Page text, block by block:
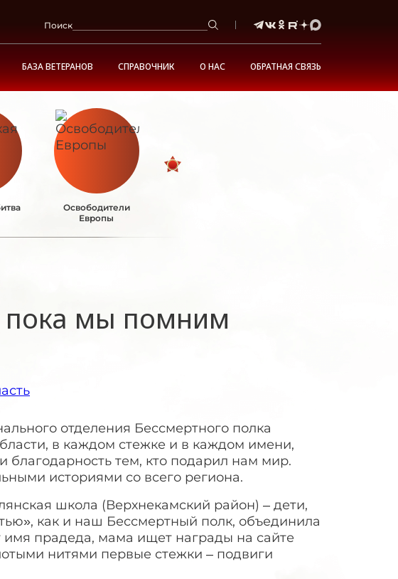
Поиск
БАЗА ВЕТЕРАНОВ СПРАВОЧНИК О НАС ОБРАТНАЯ СВЯЗЬ
Освободители
Европы
мы помним
отделения Бессмертного полка
в каждом стежке и в каждом имени,
благодарность тем, кто подарил нам мир.
историями со всего региона.
школа (Верхнекамский район) – дети,
как и наш Бессмертный полк, объединила
прадеда, мама ищет награды на сайте
нитями первые стежки – подвиги